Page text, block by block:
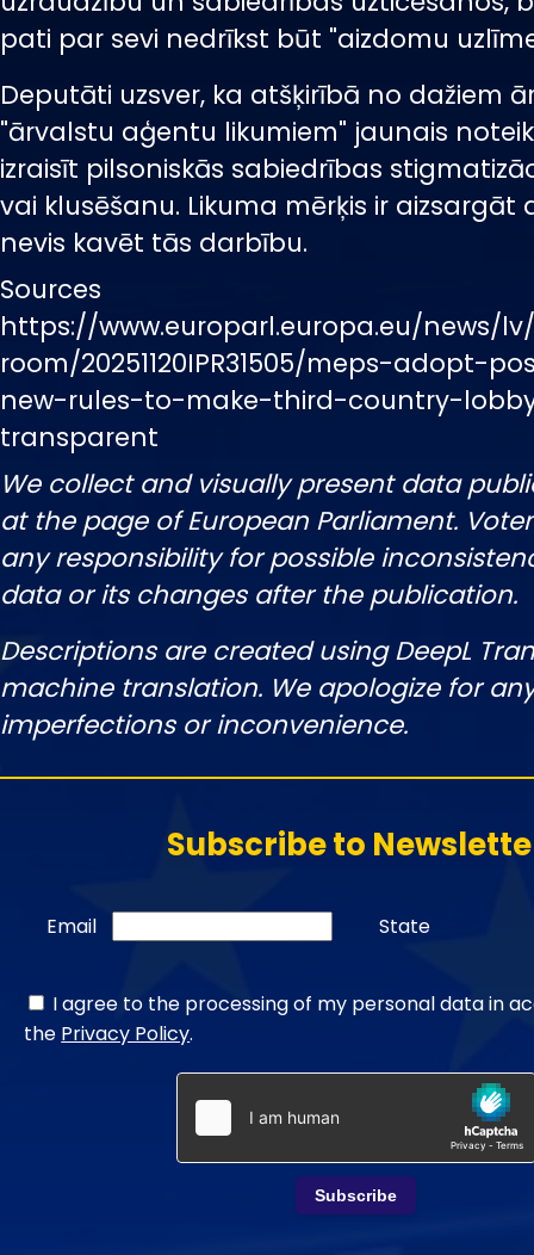
pati par sevi nedrīkst būt "aizdomu
Deputāti uzsver, ka atšķirībā no dažiem
"ārvalstu aģentu likumiem" jaunais
izraisīt pilsoniskās sabiedrības
vai klusēšanu. Likuma mērķis ir aizsargāt
nevis kavēt tās darbību.
Sources
https://www.europarl.europa.eu/news/
room/20251120IPR31505/meps-adopt-
new-rules-to-make-third-country-
transparent
We collect and visually present data
at the page of European Parliament.
any responsibility for possible
data or its changes after the publication.
Descriptions are created using DeepL
machine translation. We apologize for
imperfections or inconvenience.
Subscribe to
Email State
I agree to the processing of my personal data in
the Privacy Policy.
Subscribe